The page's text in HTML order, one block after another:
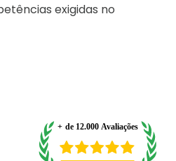
exigidas no